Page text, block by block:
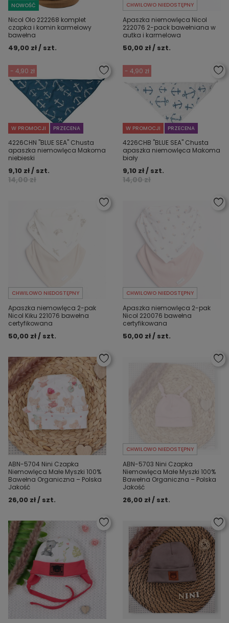
NOWOŚĆ
Nicol Olo 222268 komplet
czapka i komin karmelowy
bawełna
49,00 zł / szt.
CHWILOWO NIEDOSTĘPNY
Apaszka niemowlęca Nicol
222076 2-pack bawełniana w
autka i karmelowa
50,00 zł / szt.
- 4,90 zł
W PROMOCJI PRZECENA
4226CHN "BLUE SEA" Chusta
apaszka niemowlęca Makoma
niebieski
14,00 zł
9,10 zł / szt.
- 4,90 zł
W PROMOCJI PRZECENA
4226CHB "BLUE SEA" Chusta
apaszka niemowlęca Makoma
biały
14,00 zł
9,10 zł / szt.
CHWILOWO NIEDOSTĘPNY
Apaszka niemowlęca 2-pak
Nicol Kiku 221076 bawełna
certyfikowana
50,00 zł / szt.
CHWILOWO NIEDOSTĘPNY
Apaszka niemowlęca 2-pak
Nicol 220076 bawełna
certyfikowana
50,00 zł / szt.
ABN-5704 Nini Czapka
Niemowlęca Małe Myszki 100%
Bawełna Organiczna – Polska
Jakość
26,00 zł / szt.
CHWILOWO NIEDOSTĘPNY
ABN-5703 Nini Czapka
Niemowlęca Małe Myszki 100%
Bawełna Organiczna – Polska
Jakość
26,00 zł / szt.